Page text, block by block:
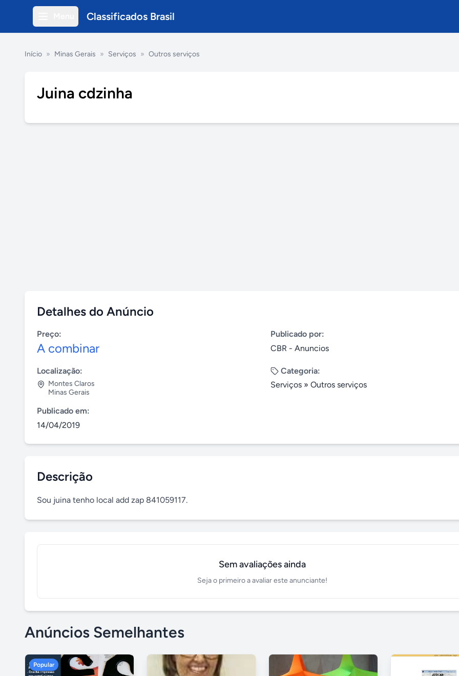
Classificados Brasil
Início » Minas Gerais » Serviços » Outros serviços
Juina cdzinha
Detalhes do Anúncio
Preço:
A combinar
Publicado por:
CBR - Anuncios
Localização:
Montes Claros
Minas Gerais
Categoria:
Serviços » Outros serviços
Publicado em:
14/04/2019
Descrição
Sou juina tenho local add zap 841059117.
Sem avaliações ainda
Seja o primeiro a avaliar este anunciante!
Anúncios Semelhantes
Popular